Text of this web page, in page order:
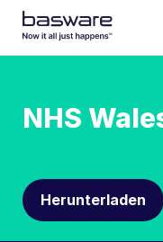
NHS
Herunterladen